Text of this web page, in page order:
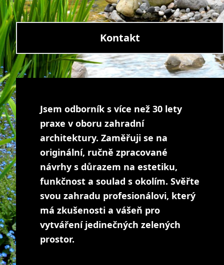
Kontakt
Jsem odborník s více než 30 lety
praxe v oboru zahradní
architektury. Zaměřuji se na
originální, ručně zpracované
návrhy s důrazem na estetiku,
funkčnost a soulad s okolím. Svěřte
svou zahradu profesionálovi, který
má zkušenosti a vášeň pro
vytváření jedinečných zelených
prostor.